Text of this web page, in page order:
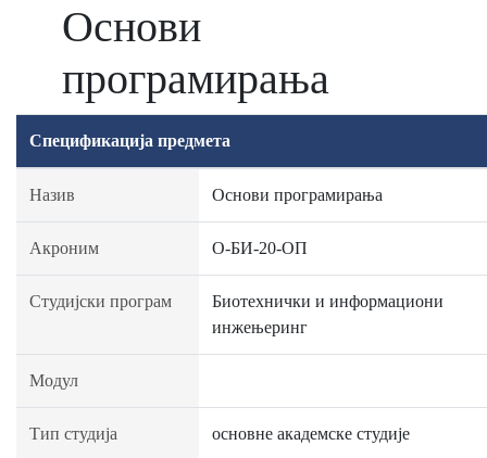
Основи
програмирања
Спецификација предмета
Назив Основи програмирања
Акроним О-БИ-20-ОП
Студијски програм
Биотехнички и информациони
инжењеринг
Модул
Тип студија основне академске студије